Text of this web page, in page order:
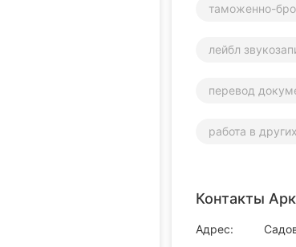
таможенно-
лейбл
перевод
работа в
Контакты
Адрес: